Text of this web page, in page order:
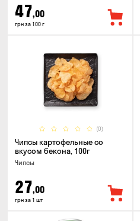
47,00
грн за 100 г
(0)
Чипсы картофельные со
вкусом бекона, 100г
Чипсы
27,00
грн за 1 шт